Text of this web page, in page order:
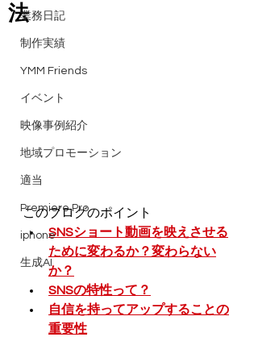
業務日記
制作実績
YMM Friends
イベント
映像事例紹介
地域プロモーション
適当
Premiere Pro
iphone
生成AI
法
このブログのポイント
SNSショート動画を映えさせる
ために変わるか？変わらない
か？
SNSの特性って？
自信を持ってアップすることの
重要性